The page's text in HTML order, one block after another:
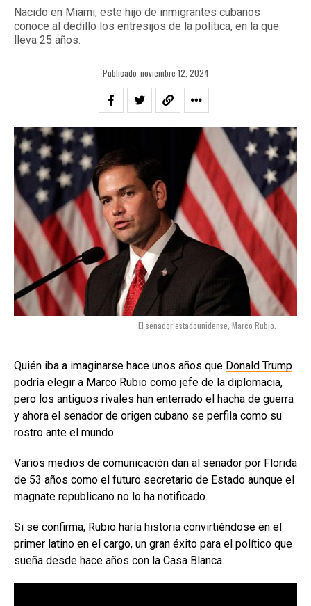
Nacido en Miami, este hijo de inmigrantes cubanos
conoce al dedillo los entresijos de la política, en la que
lleva 25 años.
Publicado noviembre 12, 2024
El senador estadounidense, Marco Rubio.
Quién iba a imaginarse hace unos años que Donald Trump
podría elegir a Marco Rubio como jefe de la diplomacia,
pero los antiguos rivales han enterrado el hacha de guerra
y ahora el senador de origen cubano se perfila como su
rostro ante el mundo.
Varios medios de comunicación dan al senador por Florida
de 53 años como el futuro secretario de Estado aunque el
magnate republicano no lo ha notificado.
Si se confirma, Rubio haría historia convirtiéndose en el
primer latino en el cargo, un gran éxito para el político que
sueña desde hace años con la Casa Blanca.